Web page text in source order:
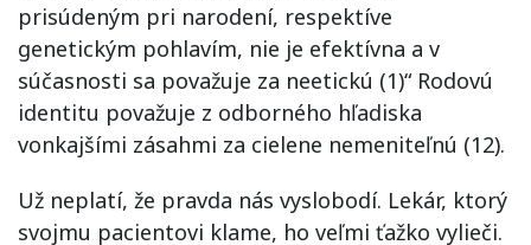
prisúdeným pri narodení, respektíve
genetickým pohlavím, nie je efektívna a v
súčasnosti sa považuje za neetickú (1)“ Rodovú
identitu považuje z odborného hľadiska
vonkajšími zásahmi za cielene nemeniteľnú (12).
Už neplatí, že pravda nás vyslobodí. Lekár, ktorý
svojmu pacientovi klame, ho veľmi ťažko vylieči.